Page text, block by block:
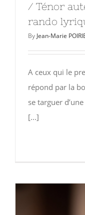
/ Ténor
rando
By Jean-Marie
A ceux qui le
répond par la
se targuer
[...]